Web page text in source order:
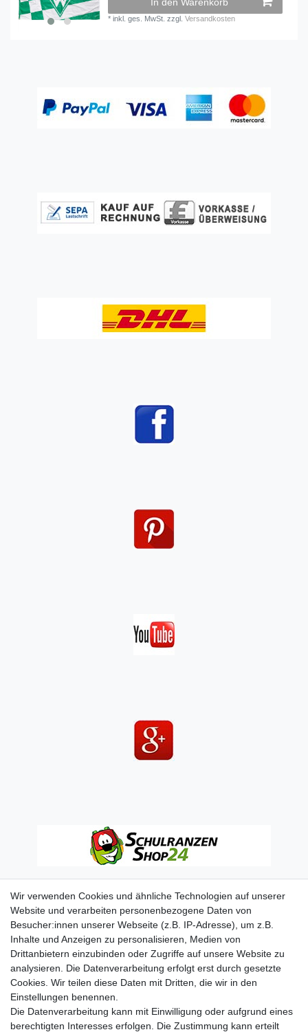
*inkl. ges. MwSt. zzgl.Versandkosten
Wir verwenden Cookies und ähnliche Technologien auf unserer
Website und verarbeiten personenbezogene Daten von
Besucher:innen unserer Webseite (z.B. IP-Adresse), um z.B.
Inhalte und Anzeigen zu personalisieren, Medien von
Drittanbietern einzubinden oder Zugriffe auf unsere Website zu
analysieren. Die Datenverarbeitung erfolgt erst durch gesetzte
Cookies. Wir teilen diese Daten mit Dritten, die wir in den
Einstellungen benennen.
Die Datenverarbeitung kann mit Einwilligung oder aufgrund eines
berechtigten Interesses erfolgen. Die Zustimmung kann erteilt